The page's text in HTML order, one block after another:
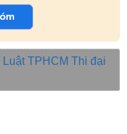
TPHCM Thi đại